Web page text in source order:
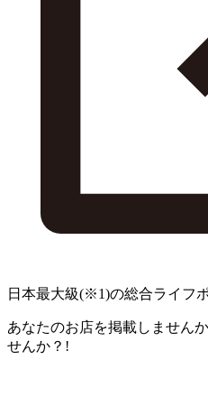
日本最大級(※1)の総合ライフ
あなたのお店を掲載しません
せんか？!